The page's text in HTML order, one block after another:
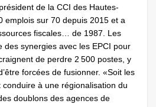
de la CCI des Hautes-
emplois sur 70 depuis 2015 et a
fiscales… de 1987. Les
des synergies avec les EPCI pour
de perdre 2 500 postes, y
forcées de fusionner. «Soit les
à une régionalisation du
doublons des agences de